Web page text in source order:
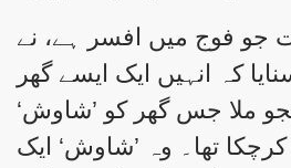
جو فوج میں افسر ہے، نے
کہ انہیں ایک ایسے گھر
ملا جس گھر کو ’شاوش‘
کرچکا تھا۔ وہ ’شاوش‘ ایک